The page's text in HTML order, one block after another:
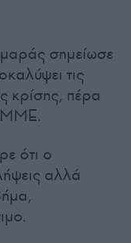
σημείωσε
τις
κρίσης, πέρα
ΜΜΕ.
ότι ο
αλλά